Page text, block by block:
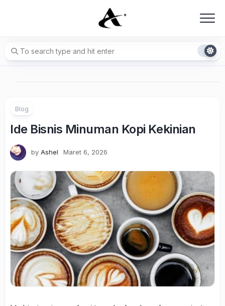
Blog
Ide Bisnis Minuman Kopi Kekinian
by Ashel Maret 6, 2026